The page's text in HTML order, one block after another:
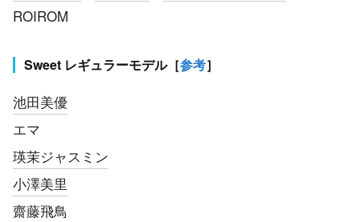
ROIROM
Sweet レギュラーモデル［参考］
池田美優
エマ
瑛茉ジャスミン
小澤美里
齋藤飛鳥